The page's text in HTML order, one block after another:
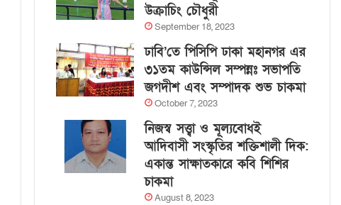
উক্রাচিং চৌধুরী
September 18, 2023
ঢাবি’তে পিসিপি ঢাকা মহানগর এর
৩১তম কাউন্সিল সম্পন্নঃ সভাপতি
জগদীশ এবং সম্পাদক শুভ চাকমা
October 7, 2023
নিজস্ব সত্ত্বা ও মূল্যবোধই
আদিবাসী সংস্কৃতির শক্তিশালী দিক:
একান্ত সাক্ষাতকারে কবি শিশির
চাকমা
August 8, 2023